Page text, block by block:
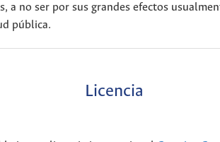
a no ser por sus grandes efectos
pública.
Licencia